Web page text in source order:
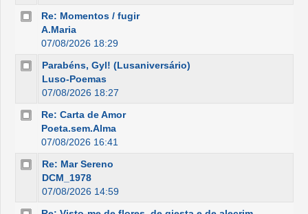
Re: Momentos / fugir
A.Maria
07/08/2026 18:29
Parabéns, Gyl! (Lusaniversário)
Luso-Poemas
07/08/2026 18:27
Re: Carta de Amor
Poeta.sem.Alma
07/08/2026 16:41
Re: Mar Sereno
DCM_1978
07/08/2026 14:59